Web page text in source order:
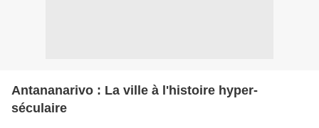
Antananarivo : La ville à l'histoire hyper-
séculaire